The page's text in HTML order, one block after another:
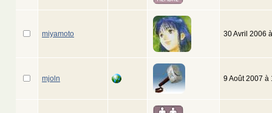
miyamoto 30 Avril 2006
mjoln 9 Août 2007 à